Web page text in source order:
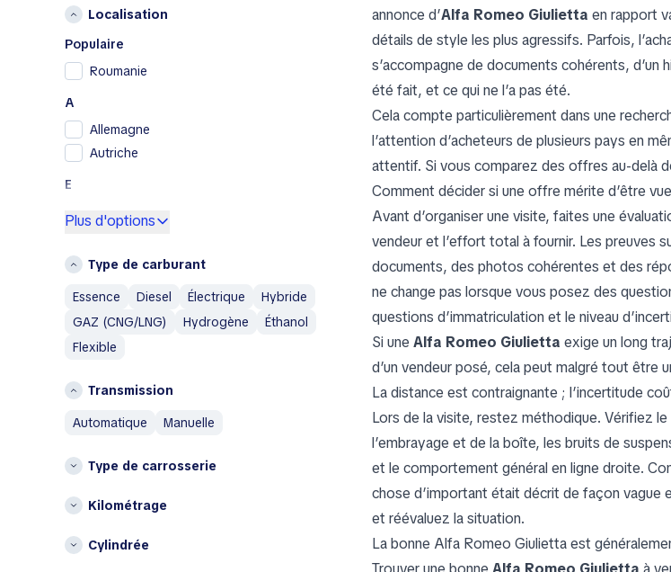
Peugeot
Porsche
RAM
Skoda
SsangYong
Volkswagen
AM General
Aston Martin
Austin Healey
Avatr
BAIC
Localisation
Populaire
Roumanie
A
Allemagne
Autriche
E
Espagne
France
G
Grèce
Islande
Lituanie
P
Pologne
Plus d'options
Type de carburant
Essence
Diesel Électrique
Hybride
GAZ (CNG/LNG)
Hydrogène
Éthanol
Flexible
Transmission
automatique
manuelle
Type de carrosserie
Kilométrage
Cylindrée
annonce d’Alfa Romeo Giulietta en rapport
détails de style les plus agressifs. Parfois,
s’accompagne de documents cohérents, d’un
été fait, et ce qui ne l’a pas été.
Cela compte particulièrement dans une
l’attention d’acheteurs de plusieurs pays en
attentif. Si vous comparez des offres au-delà
Comment décider si une offre mérite d’être vue
Avant d’organiser une visite, faites une
vendeur et l’effort total à fournir. Les preuves
documents, des photos cohérentes et des
ne change pas lorsque vous posez des
questions d’immatriculation et le niveau
Si une Alfa Romeo Giulietta exige un long
d’un vendeur posé, cela peut malgré tout être
La distance est contraignante ; l’incertitude
Lors de la visite, restez méthodique. Vérifiez
l’embrayage et de la boîte, les bruits de
et le comportement général en ligne droite.
chose d’important était décrit de façon vague
et réévaluez la situation.
La bonne Alfa Romeo Giulietta est